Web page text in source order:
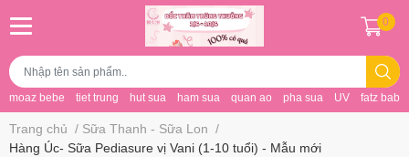
moaz bebe tiet trung hut sua ham sua quan ao pha sua UV fatz baby
0
Trang chủ / Sữa Thanh - Sữa Lon /
Hàng Úc- Sữa Pediasure vị Vani (1-10 tuổi) - Mẫu mới